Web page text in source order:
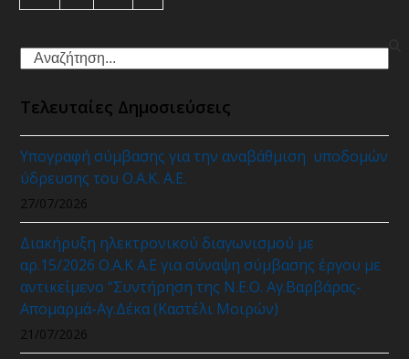
Search
Τελευταίες Δημοσιεύσεις
Υπογραφή σύμβασης για την αναβάθμιση υποδομών
ύδρευσης του Ο.Α.Κ. Α.Ε.
27/07/2026
Διακήρυξη ηλεκτρονικού διαγωνισμού με
αρ.15/2026 Ο.Α.Κ Α.Ε για σύναψη σύμβασης έργου με
αντικείμενο “Συντήρηση της Ν.Ε.Ο. Αγ.Βαρβάρας-
Απομαρμά-Αγ.Δέκα (Καστέλι Μοιρών)
21/07/2026